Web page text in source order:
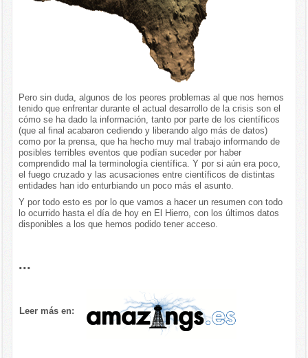
Pero sin duda, algunos de los peores problemas al que nos hemos
tenido que enfrentar durante el actual desarrollo de la crisis son el
cómo se ha dado la información, tanto por parte de los científicos
(que al final acabaron cediendo y liberando algo más de datos)
como por la prensa, que ha hecho muy mal trabajo informando de
posibles terribles eventos que podían suceder por haber
comprendido mal la terminología científica. Y por si aún era poco,
el fuego cruzado y las acusaciones entre científicos de distintas
entidades han ido enturbiando un poco más el asunto.
Y por todo esto es por lo que vamos a hacer un resumen con todo
lo ocurrido hasta el día de hoy en El Hierro, con los últimos datos
disponibles a los que hemos podido tener acceso.
...
Leer más en: